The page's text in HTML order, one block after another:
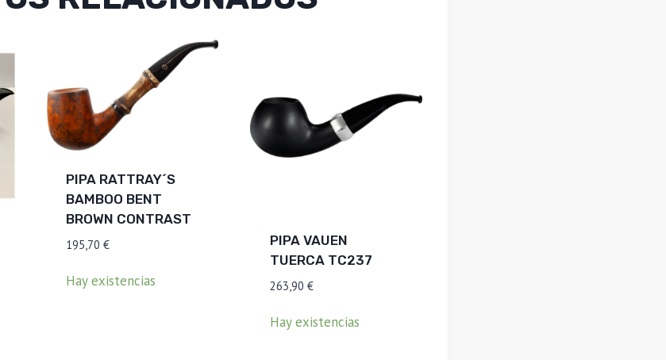
PIPA RATTRAY´S
BAMBOO BENT
BROWN CONTRAST
195,70€
Hay existencias
PIPA VAUEN
TUERCA TC237
263,90 €
Hay existencias